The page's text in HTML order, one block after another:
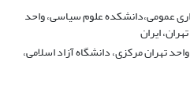
عمومی،دانشکده علوم سیاسی، واحد
ایران
تهران مرکزی، دانشگاه آزاد اسلامی،